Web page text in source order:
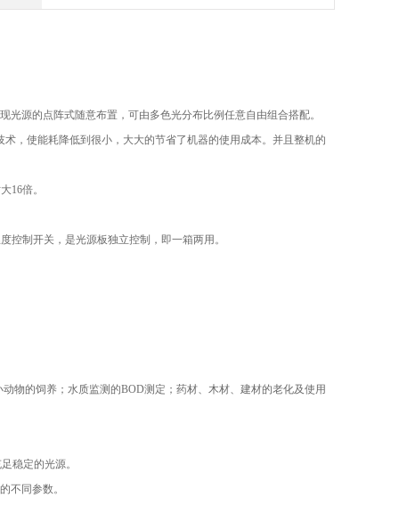
源的点阵式随意布置，可由多色光分布比例任意自由组合搭配。
，使能耗降低到很小，大大的节省了机器的使用成本。并且整机的
16倍。
控制开关，是光源板独立控制，即一箱两用。
物的饲养；水质监测的BOD测定；药材、木材、建材的老化及使用
稳定的光源。
不同参数。